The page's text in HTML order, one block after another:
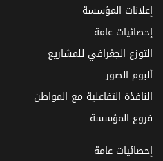
إعلانات المؤسسة
إحصائيات عامة
التوزع الجغرافي للمشاريع
ألبوم الصور
النافذة التفاعلية مع المواطن
فروع المؤسسة
إحصائيات عامة